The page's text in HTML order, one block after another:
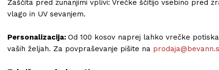
Zaščita pred zunanjimi vplivi: Vrečke ščitijo vsebino pred
vlago in UV sevanjem.
Personalizacija: Od 100 kosov naprej lahko vrečke
vaših željah. Za povpraševanje pišite na